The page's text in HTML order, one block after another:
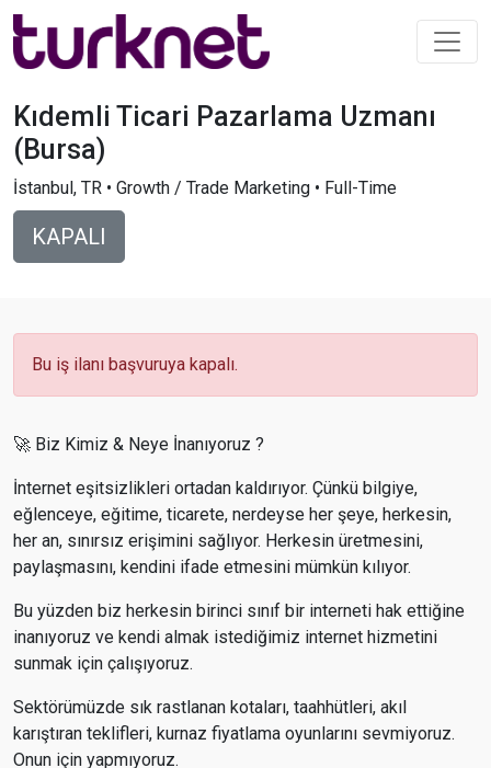
Kıdemli Ticari Pazarlama Uzmanı
(Bursa)
İstanbul, TR • Growth / Trade Marketing • Full-Time
KAPALI
Bu iş ilanı başvuruya kapalı.
🚀 Biz Kimiz & Neye İnanıyoruz ?
İnternet eşitsizlikleri ortadan kaldırıyor. Çünkü bilgiye,
eğlenceye, eğitime, ticarete, nerdeyse her şeye, herkesin,
her an, sınırsız erişimini sağlıyor. Herkesin üretmesini,
paylaşmasını, kendini ifade etmesini mümkün kılıyor.
Bu yüzden biz herkesin birinci sınıf bir interneti hak ettiğine
inanıyoruz ve kendi almak istediğimiz internet hizmetini
sunmak için çalışıyoruz.
Sektörümüzde sık rastlanan kotaları, taahhütleri, akıl
karıştıran teklifleri, kurnaz fiyatlama oyunlarını sevmiyoruz.
Onun için yapmıyoruz.